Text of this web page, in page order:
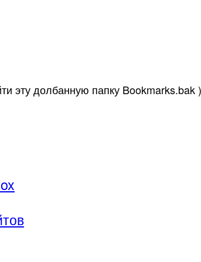
эту долбанную папку Bookmarks.bak